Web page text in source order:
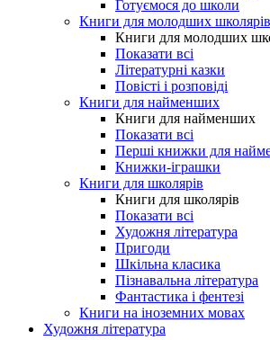
Готуємося до школи
Книги для молодших школярів
Книги для молодших
Показати всі
Літературні казки
Повісті і розповіді
Книги для найменших
Книги для найменших
Показати всі
Перші книжки для
Книжки-іграшки
Книги для школярів
Книги для школярів
Показати всі
Художня література
Пригоди
Шкільна класика
Пізнавальна література
Фантастика і фентезі
Книги на іноземних мовах
Художня література